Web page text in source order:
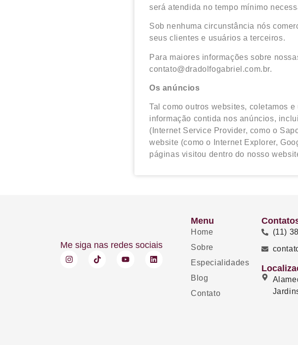
será atendida no tempo mínimo
Sob nenhuma circunstância nós
seus clientes e usuários a terceiros.
Para maiores informações sobre
contato@dradolfogabriel.com.br.
Os anúncios
Tal como outros websites, coletamos
informação contida nos anúncios,
(Internet Service Provider, como o
website (como o Internet Explorer,
páginas visitou dentro do nosso
Me siga nas redes sociais
Menu
Home
Sobre
Especialidades
Blog
Contato
(11)